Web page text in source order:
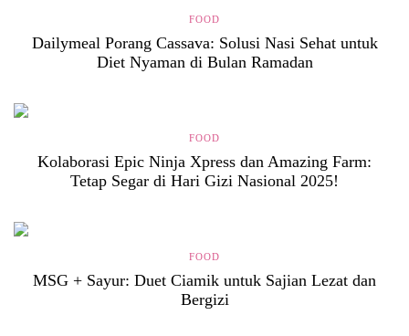
FOOD
Dailymeal Porang Cassava: Solusi Nasi Sehat untuk
Diet Nyaman di Bulan Ramadan
FOOD
Kolaborasi Epic Ninja Xpress dan Amazing Farm:
Tetap Segar di Hari Gizi Nasional 2025!
FOOD
MSG + Sayur: Duet Ciamik untuk Sajian Lezat dan
Bergizi